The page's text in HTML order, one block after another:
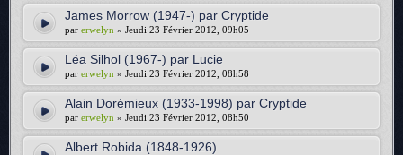
James Morrow (1947-) par Cryptide
par erwelyn » Jeudi 23 Février 2012, 09h05
Léa Silhol (1967-) par Lucie
par erwelyn » Jeudi 23 Février 2012, 08h58
Alain Dorémieux (1933-1998) par Cryptide
par erwelyn » Jeudi 23 Février 2012, 08h50
Albert Robida (1848-1926)